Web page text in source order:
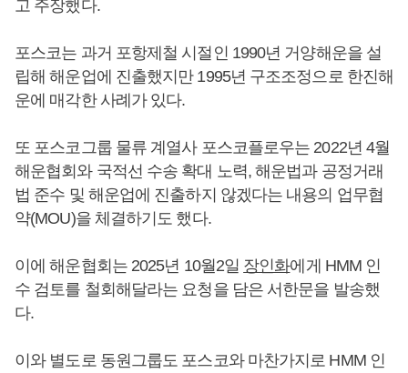
고 주장했다.
포스코는 과거 포항제철 시절인 1990년 거양해운을 설
립해 해운업에 진출했지만 1995년 구조조정으로 한진해
운에 매각한 사례가 있다.
또 포스코그룹 물류 계열사 포스코플로우는 2022년 4월
해운협회와 국적선 수송 확대 노력, 해운법과 공정거래
법 준수 및 해운업에 진출하지 않겠다는 내용의 업무협
약(MOU)을 체결하기도 했다.
이에 해운협회는 2025년 10월2일 장인화에게 HMM 인
수 검토를 철회해달라는 요청을 담은 서한문을 발송했
다.
이와 별도로 동원그룹도 포스코와 마찬가지로 HMM 인